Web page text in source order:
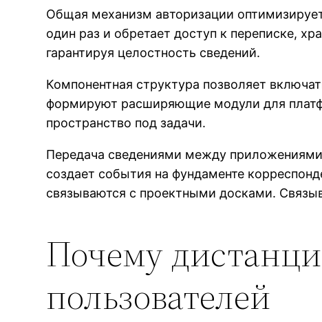
Общая механизм авторизации
один раз и обретает доступ к переписке,
гарантируя целостность сведений.
Компонентная структура позволяет
формируют расширяющие модули для
пространство под задачи.
Передача сведениями между
создает события на фундаменте
связываются с проектными досками.
Почему
пользователей